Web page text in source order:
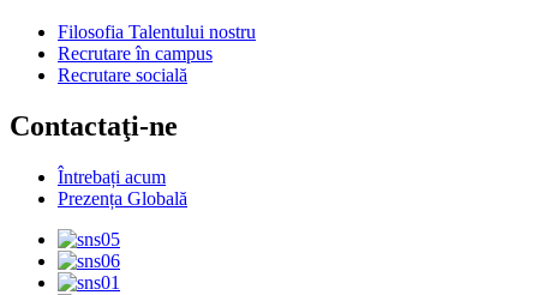
Filosofia Talentului nostru
Recrutare în campus
Recrutare socială
Contactaţi-ne
Întrebați acum
Prezența Globală